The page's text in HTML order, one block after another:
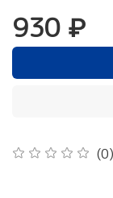
(0)
930 ₽